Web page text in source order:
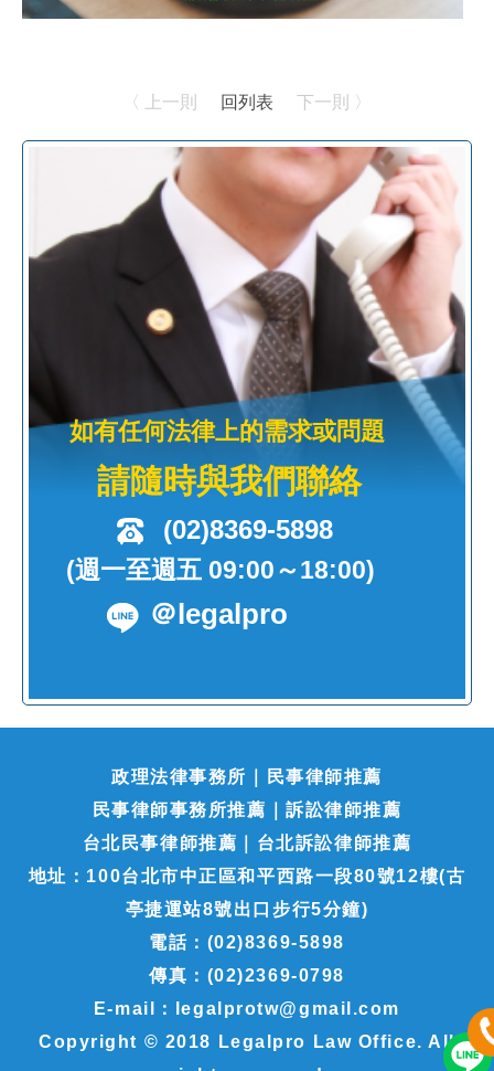
〈 上一則 回列表 下一則 〉
如有任何法律上的需求或問題
請隨時與我們聯絡
(02)8369-5898
(週一至週五 09:00～18:00)
＠legalpro
政理法律事務所｜民事律師推薦
民事律師事務所推薦｜訴訟律師推薦
台北民事律師推薦｜台北訴訟律師推薦
地址：100台北市中正區和平西路一段80號12樓(古
亭捷運站8號出口步行5分鐘)
電話：(02)8369-5898
傳真：(02)2369-0798
E-mail：legalprotw@gmail.com
Copyright © 2018 Legalpro Law Office. All